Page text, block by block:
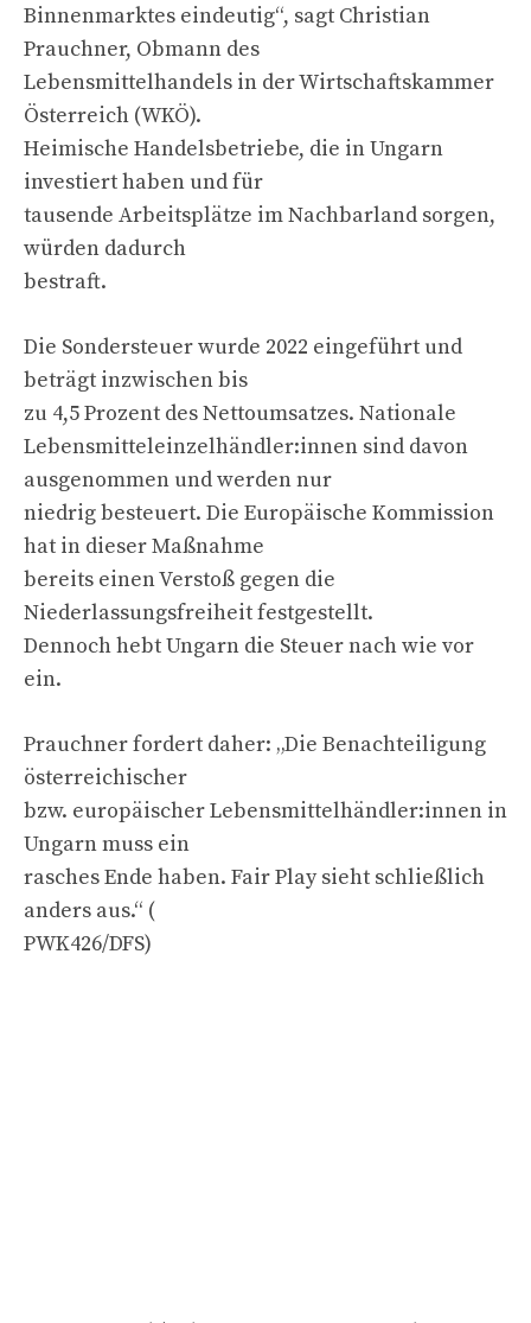
Binnenmarktes eindeutig“, sagt Christian
Prauchner, Obmann des
Lebensmittelhandels in der Wirtschaftskammer
Österreich (WKÖ).
Heimische Handelsbetriebe, die in Ungarn
investiert haben und für
tausende Arbeitsplätze im Nachbarland sorgen,
würden dadurch
bestraft.
Die Sondersteuer wurde 2022 eingeführt und
beträgt inzwischen bis
zu 4,5 Prozent des Nettoumsatzes. Nationale
Lebensmitteleinzelhändler:innen sind davon
ausgenommen und werden nur
niedrig besteuert. Die Europäische Kommission
hat in dieser Maßnahme
bereits einen Verstoß gegen die
Niederlassungsfreiheit festgestellt.
Dennoch hebt Ungarn die Steuer nach wie vor
ein.
Prauchner fordert daher: „Die Benachteiligung
österreichischer
bzw. europäischer Lebensmittelhändler:innen in
Ungarn muss ein
rasches Ende haben. Fair Play sieht schließlich
anders aus.“ (
PWK426/DFS)